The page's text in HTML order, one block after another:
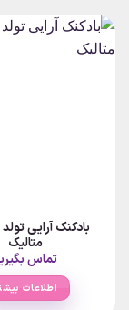
بادکنک آرایی
متالیک
تماس
اطلاعات